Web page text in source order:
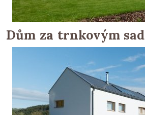
Dům za trnkovým